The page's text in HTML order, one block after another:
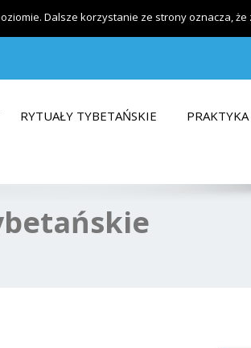
RYTUAŁY TYBETAŃSKIE
Dalsze korzystanie ze strony oznacza, że